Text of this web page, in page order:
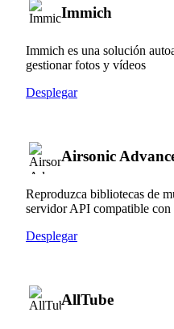
Immich
Immich es una solución
gestionar fotos y vídeos
Desplegar
Airsonic
Reproduzca bibliotecas de
servidor API compatible con
Desplegar
AllTube